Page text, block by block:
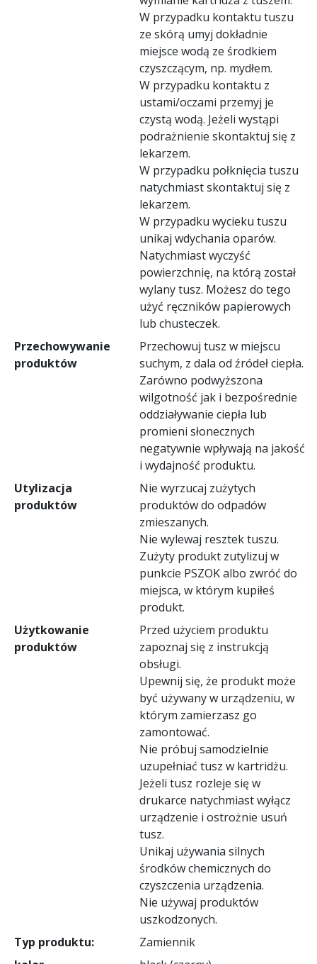
W przypadku kontaktu tuszu
ze skórą umyj dokładnie
miejsce wodą ze środkiem
czyszczącym, np. mydłem.
W przypadku kontaktu z
ustami/oczami przemyj je
czystą wodą. Jeżeli wystąpi
podrażnienie skontaktuj się z
lekarzem.
W przypadku połknięcia tuszu
natychmiast skontaktuj się z
lekarzem.
W przypadku wycieku tuszu
unikaj wdychania oparów.
Natychmiast wyczyść
powierzchnię, na którą został
wylany tusz. Możesz do tego
użyć ręczników papierowych
lub chusteczek.
Przechowywanie
produktów
Przechowuj tusz w miejscu
suchym, z dala od źródeł ciepła.
Zarówno podwyższona
wilgotność jak i bezpośrednie
oddziaływanie ciepła lub
promieni słonecznych
negatywnie wpływają na jakość
i wydajność produktu.
Utylizacja
produktów
Nie wyrzucaj zużytych
produktów do odpadów
zmieszanych.
Nie wylewaj resztek tuszu.
Zużyty produkt zutylizuj w
punkcie PSZOK albo zwróć do
miejsca, w którym kupiłeś
produkt.
Użytkowanie
produktów
Przed użyciem produktu
zapoznaj się z instrukcją
obsługi.
Upewnij się, że produkt może
być używany w urządzeniu, w
którym zamierzasz go
zamontować.
Nie próbuj samodzielnie
uzupełniać tusz w kartridżu.
Jeżeli tusz rozleje się w
drukarce natychmiast wyłącz
urządzenie i ostrożnie usuń
tusz.
Unikaj używania silnych
środków chemicznych do
czyszczenia urządzenia.
Nie używaj produktów
uszkodzonych.
Typ produktu:
Zamiennik